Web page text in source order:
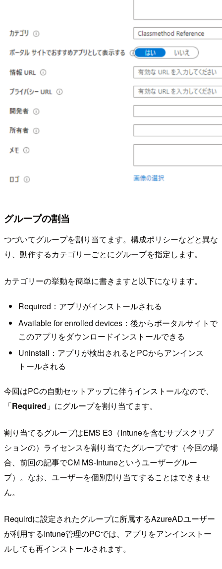
グループの割当
つづいてグループを割り当てます。構成ポリシーなどと異な
り、動作するカテゴリーごとにグループを指定します。
カテゴリーの挙動を簡単に書きますと以下になります。
Required：アプリがインストールされる
Available for enrolled devices：後からポータルサイトで
このアプリをダウンロードインストールできる
Uninstall：アプリが検出されるとPCからアンインス
トールされる
今回はPCの自動セットアップに伴うインストールなので、
「Required 」にグループを割り当てます。
割り当てるグループはEMS E3（Intuneを含むサブスクリプ
ションの）ライセンスを割り当てたグループです（今回の場
合、前回の記事でCM MS-Intuneというユーザーグルー
プ）。なお、ユーザーを個別割り当てすることはできませ
ん。
Requirdに設定されたグループに所属するAzureADユーザー
が利用するIntune管理のPCでは、アプリをアンインストー
ルしても再インストールされます。